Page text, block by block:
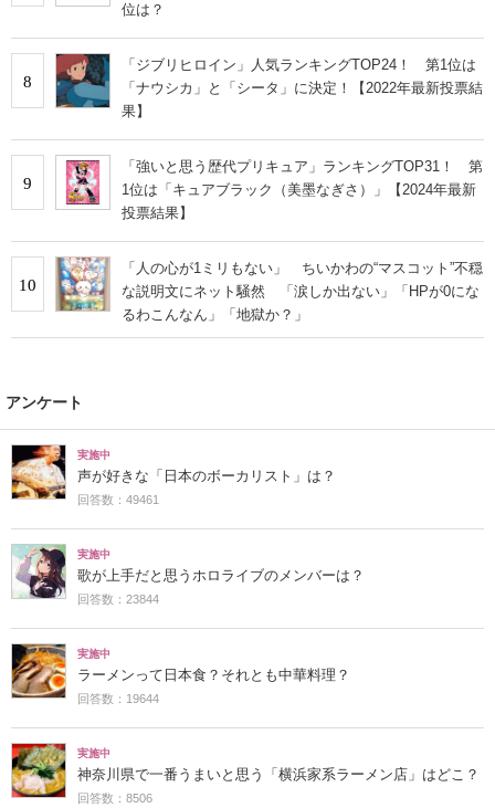
位は？
8
「ジブリヒロイン」人気ランキングTOP24！ 第1位は
「ナウシカ」と「シータ」に決定！【2022年最新投票結
果】
9
「強いと思う歴代プリキュア」ランキングTOP31！ 第
1位は「キュアブラック（美墨なぎさ）」【2024年最新
投票結果】
10
「人の心が1ミリもない」 ちいかわの“マスコット”不穏
な説明文にネット騒然 「涙しか出ない」「HPが0にな
るわこんなん」「地獄か？」
アンケート
実施中
声が好きな「日本のボーカリスト」は？
回答数：49461
実施中
歌が上手だと思うホロライブのメンバーは？
回答数：23844
実施中
ラーメンって日本食？それとも中華料理？
回答数：19644
実施中
神奈川県で一番うまいと思う「横浜家系ラーメン店」はどこ？
回答数：8506